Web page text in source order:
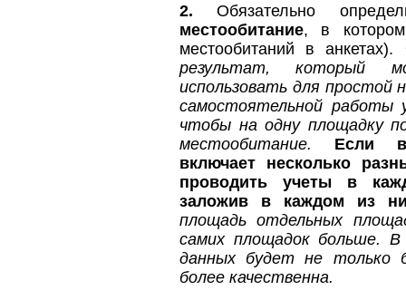
2. Обязательно
местообитание, в
местообитаний в анкетах).
результат, который
использовать для простой
самостоятельной работы
чтобы на одну площадку
местообитание. Если
включает несколько
проводить учеты в
заложив в каждом из
площадь отдельных
самих площадок больше.
данных будет не только
более качественна.